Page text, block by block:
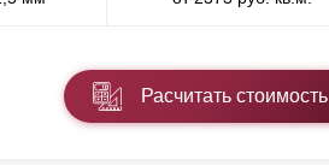
Расчитать стоимость